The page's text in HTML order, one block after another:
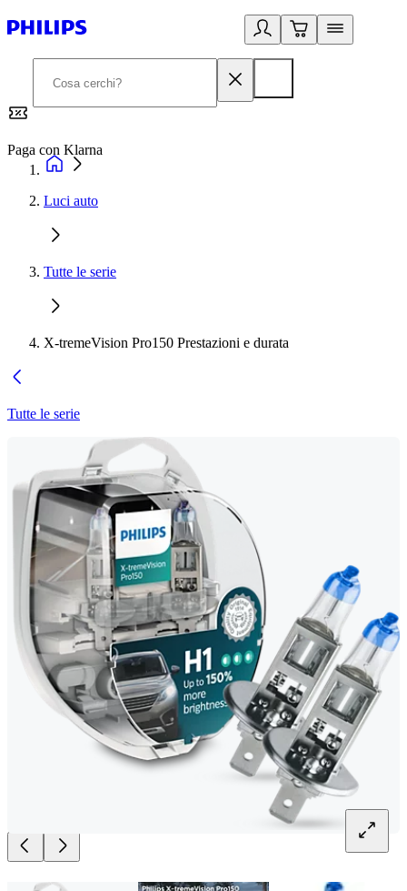
Paga con Klarna
Luci auto
Tutte le serie
X-tremeVision Pro150 Prestazioni e durata
Tutte le serie